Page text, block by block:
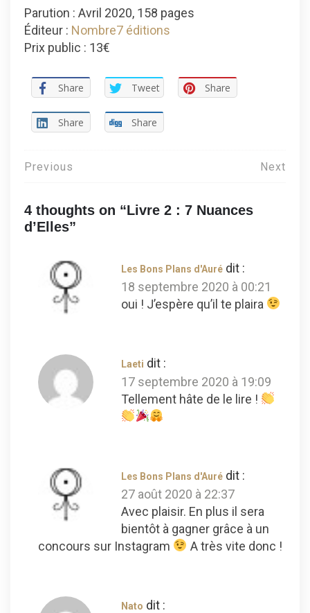
Parution : Avril 2020, 158 pages
Éditeur : Nombre7 éditions
Prix public : 13€
Share Tweet Share
Share Share
Navigation
l’article
Previous Next
4 thoughts on “Livre 2 : 7 Nuances
d’Elles”
Les Bons Plans d'Auré dit :
18 septembre 2020 à 00:21
oui ! J’espère qu’il te plaira
Laeti dit :
17 septembre 2020 à 19:09
Tellement hâte de le lire !
Les Bons Plans d'Auré dit :
27 août 2020 à 22:37
Avec plaisir. En plus il sera
bientôt à gagner grâce à un
concours sur Instagram
A très vite donc !
Nato dit :